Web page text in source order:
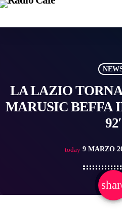
LA LAZIO TORNA
MARUSIC BEFFA
92′
today 9 MARZO